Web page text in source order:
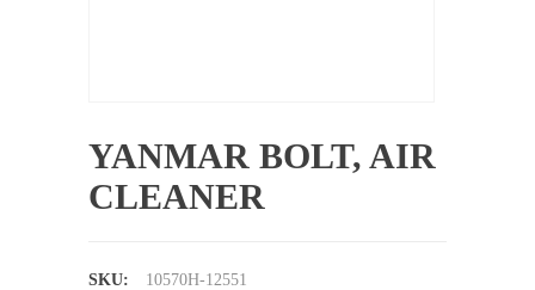
YANMAR BOLT, AIR
CLEANER
SKU: 10570H-12551